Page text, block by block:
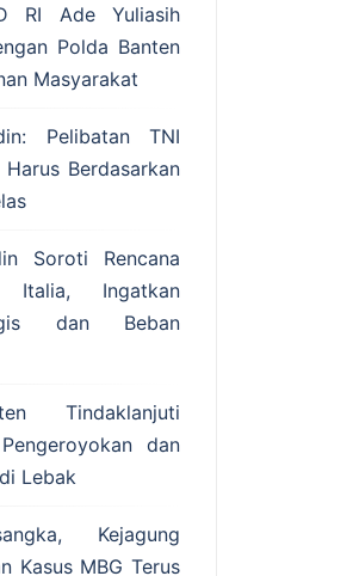
RI Ade Yuliasih
Polda Banten
Masyarakat
Pelibatan TNI
Berdasarkan
Soroti Rencana
Italia, Ingatkan
dan Beban
Tindaklanjuti
dan
Lebak
Kejagung
Kasus MBG Terus